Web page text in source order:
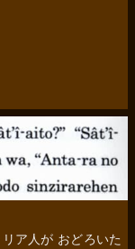
ア人が おどろいた